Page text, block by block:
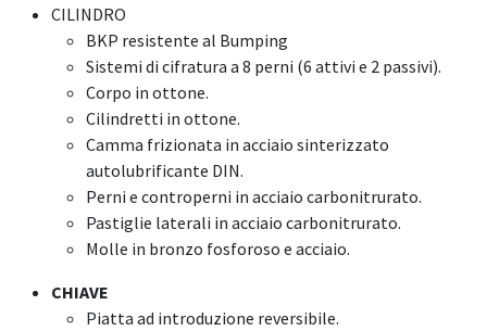
CILINDRO
BKP resistente al Bumping
Sistemi di cifratura a 8 perni (6 attivi e 2 passivi).
Corpo in ottone.
Cilindretti in ottone.
Camma frizionata in acciaio sinterizzato
autolubrificante DIN.
Perni e controperni in acciaio carbonitrurato.
Pastiglie laterali in acciaio carbonitrurato.
Molle in bronzo fosforoso e acciaio.
CHIAVE
Piatta ad introduzione reversibile.